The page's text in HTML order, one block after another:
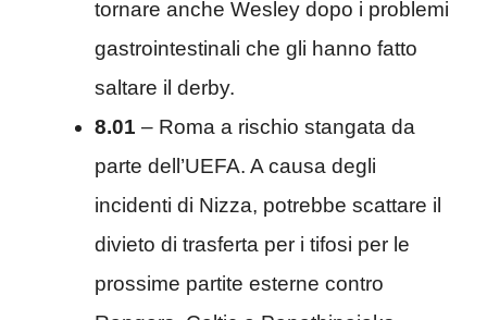
tornare anche Wesley dopo i problemi
gastrointestinali che gli hanno fatto
saltare il derby.
8.01 – Roma a rischio stangata da
parte dell’UEFA. A causa degli
incidenti di Nizza, potrebbe scattare il
divieto di trasferta per i tifosi per le
prossime partite esterne contro